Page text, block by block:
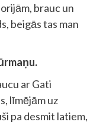
brauc un
beigās tas man
ar Gati
līmējām uz
pa desmit latiem,